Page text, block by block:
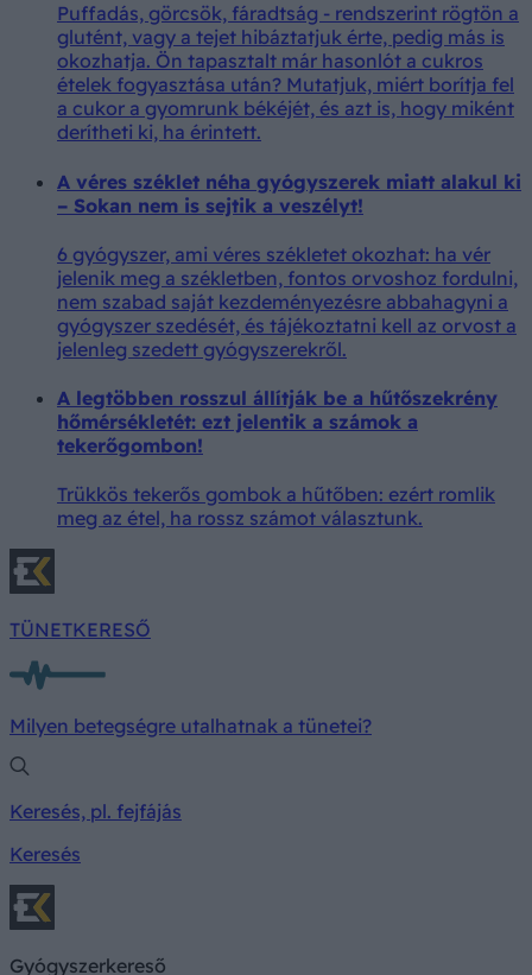
Puffadás, görcsök, fáradtság - rendszerint rögtön a
glutént, vagy a tejet hibáztatjuk érte, pedig más is
okozhatja. Ön tapasztalt már hasonlót a cukros
ételek fogyasztása után? Mutatjuk, miért borítja fel
a cukor a gyomrunk békéjét, és azt is, hogy miként
derítheti ki, ha érintett.
A véres széklet néha gyógyszerek miatt alakul ki
– Sokan nem is sejtik a veszélyt!
6 gyógyszer, ami véres székletet okozhat: ha vér
jelenik meg a székletben, fontos orvoshoz fordulni,
nem szabad saját kezdeményezésre abbahagyni a
gyógyszer szedését, és tájékoztatni kell az orvost a
jelenleg szedett gyógyszerekről.
A legtöbben rosszul állítják be a hűtőszekrény
hőmérsékletét: ezt jelentik a számok a
tekerőgombon!
Trükkös tekerős gombok a hűtőben: ezért romlik
meg az étel, ha rossz számot választunk.
TÜNETKERESŐ
Milyen betegségre utalhatnak a tünetei?
Keresés, pl. fejfájás
Keresés
Gyógyszerkereső